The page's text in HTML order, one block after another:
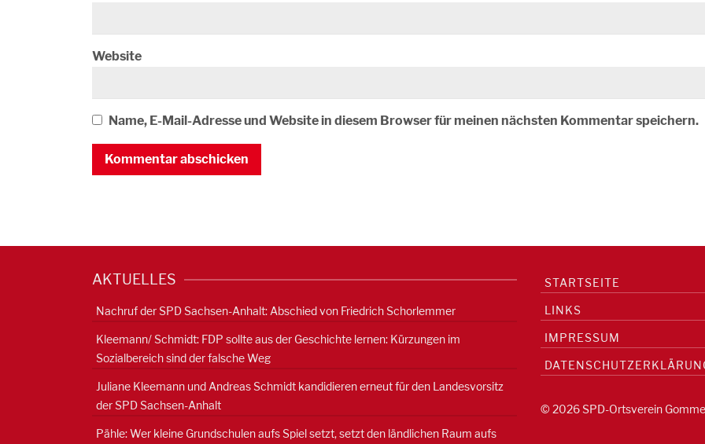
Website
Name, E-Mail-Adresse und Website in diesem Browser für meinen nächsten Kommentar speichern.
AKTUELLES
Nachruf der SPD Sachsen-Anhalt: Abschied von Friedrich Schorlemmer
Kleemann/ Schmidt: FDP sollte aus der Geschichte lernen: Kürzungen im
Sozialbereich sind der falsche Weg
Juliane Kleemann und Andreas Schmidt kandidieren erneut für den Landesvorsitz
der SPD Sachsen-Anhalt
Pähle: Wer kleine Grundschulen aufs Spiel setzt, setzt den ländlichen Raum aufs
STARTSEITE
LINKS
IMPRESSUM
© 2026 SPD-Ortsverein